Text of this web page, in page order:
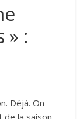
» :
Déjà. On
de la saison,